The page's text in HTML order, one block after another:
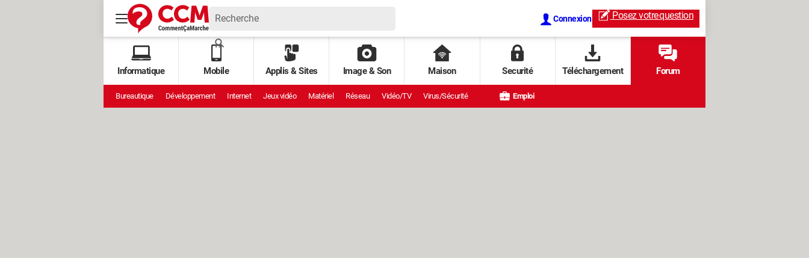
Connexion Posez votrequestion
Informatique Mobile Applis & Sites Image & Son Maison Securité Téléchargement Forum
Bureautique Développement Internet Jeux vidéo Matériel Réseau Vidéo/TV Virus/Sécurité Emploi